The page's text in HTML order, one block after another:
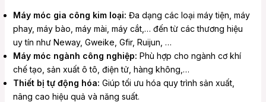
Máy móc gia công kim loại: Đa dạng các loại máy tiện, máy
phay, máy bào, máy mài, máy cắt,… đến từ các thương hiệu
uy tín như Neway, Gweike, Gfir, Ruijun, …
Máy móc ngành công nghiệp: Phù hợp cho ngành cơ khí
chế tạo, sản xuất ô tô, điện tử, hàng không,…
Thiết bị tự động hóa: Giúp tối ưu hóa quy trình sản xuất,
nâng cao hiệu quả và năng suất.